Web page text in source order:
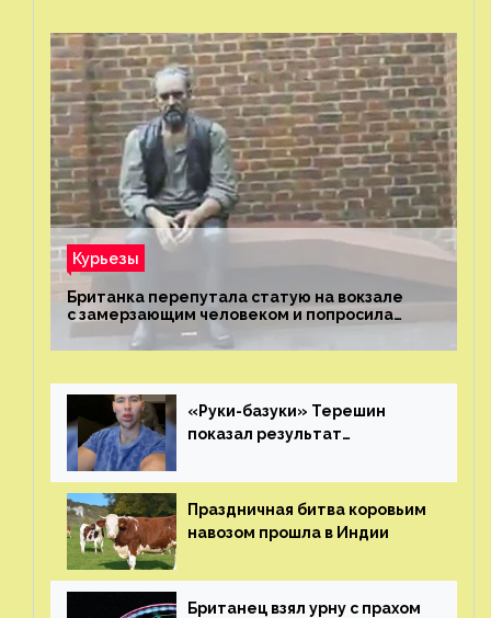
Курьезы
Британка перепутала статую на вокзале
с замерзающим человеком и попросила
о помощи
«Руки-базуки» Терешин
показал результат
Праздничная битва коровьим
навозом прошла в Индии
Британец взял урну с прахом